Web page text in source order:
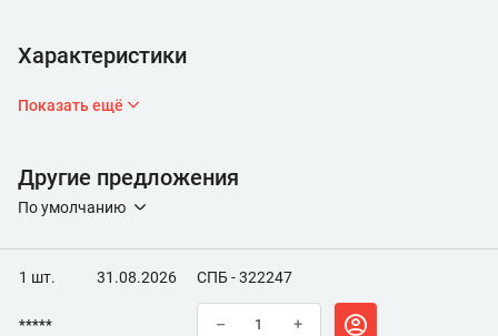
Характеристики
Показать ещё
Другие предложения
По умолчанию
1 шт. 31.08.2026 СПБ - 322247
***** – +